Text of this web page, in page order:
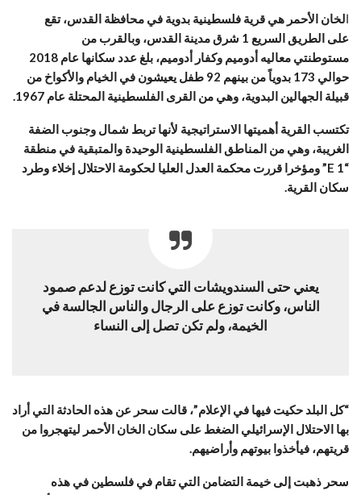
الخان الأحمر هي قرية فلسطينية بدوية في محافظة القدس، تقع
على الطريق السريع 1 شرق مدينة القدس، وبالقرب من
مستوطنتي معاليه أدوميم وكفار أدوميم، بلغ عدد سكانها عام 2018
حوالي 173 بدوياً من بينهم 92 طفل يعيشون في الخيام والأكواخ من
قبيلة الجهالين البدوية، وهي من القرى الفلسطينية المحتلة عام 1967.
تكتسب القرية أهميتها الاستراتيجية لأنها تربط شمال وجنوب الضفة
الغريبة، وهي من المناطق الفلسطينية الوحيدة والمتبقية في منطقة
“E 1” ومؤخرا قررت محكمة العدل العليا لحكومة الاحتلال إخلاء وطرد
سكان القرية.
يعني حتى السندويشات التي كانت توزع لدعم صمود
الناس، وكانت توزع على الرجال والناس الجالسة في
الخيمة، ولم تكن تصل إلى النساء
“كل البلد حكيت فيها في الإعلام”، قالت سحر عن هذه الحادثة التي أراد
بها الاحتلال الإسرائيلي الضغط على سكان الخان الأحمر ليتهجروا من
قريتهم، فيأخذوا بيوتهم وأراضيهم.
سحر ذهبت إلى خيمة التضامن التي تقام في فلسطين في هذه